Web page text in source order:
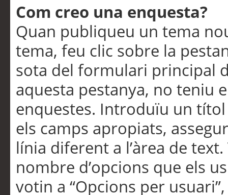
Com creo una enquesta?
Quan publiqueu un tema
tema, feu clic sobre la
sota del formulari principal
aquesta pestanya, no teniu
enquestes. Introduïu un
els camps apropiats,
línia diferent a l’àrea de
nombre d’opcions que els
votin a “Opcions per